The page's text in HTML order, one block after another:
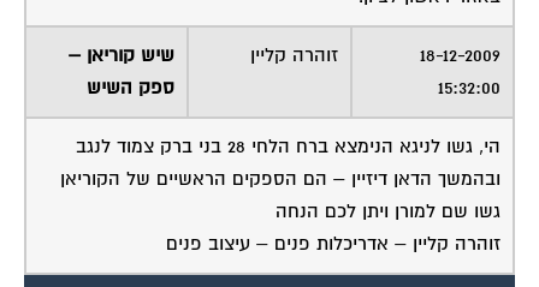
18-12-2009
15:32:00
זוהרה קליין
שיש קוריאן –
ספק השיש
הי, גשו לניגא הנימצא ברח הלחי 28 בני ברק צמוד לנגב
ובהמשך הדאן דיזיין – הם הספקים הראשיים של הקוריאן
גשו שם למורן ויתן לכם הנחה
זוהרה קליין – אדריכלות פנים – עיצוב פנים